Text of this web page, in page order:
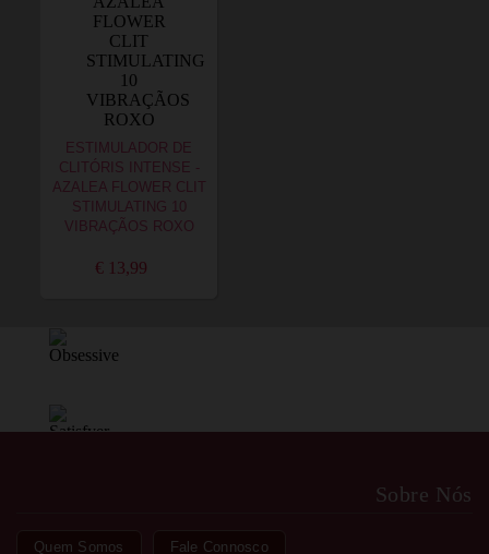
ESTIMULADOR DE
CLITÓRIS INTENSE -
AZALEA FLOWER CLIT
STIMULATING 10
VIBRAÇÃOS ROXO
€ 13,99
Sobre Nós
Quem Somos Fale Connosco